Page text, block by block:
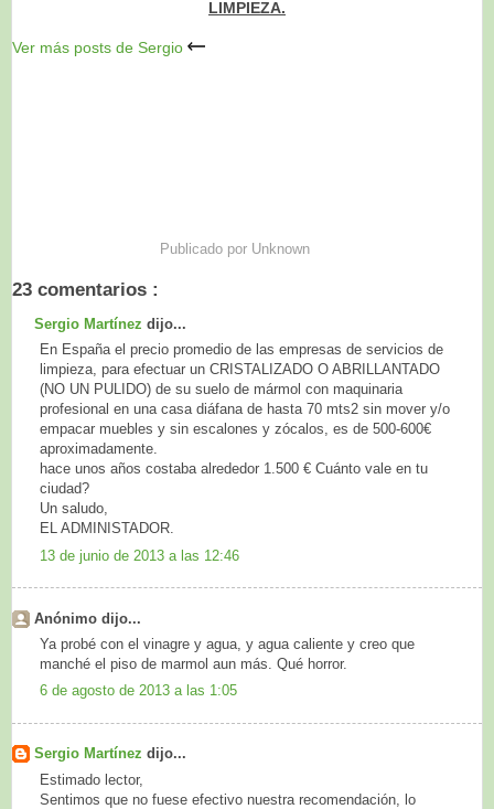
LIMPIEZA.
Ver más posts de Sergio
Publicado por Unknown
23 comentarios :
Sergio Martínez dijo...
En España el precio promedio de las empresas de servicios de
limpieza, para efectuar un CRISTALIZADO O ABRILLANTADO
(NO UN PULIDO) de su suelo de mármol con maquinaria
profesional en una casa diáfana de hasta 70 mts2 sin mover y/o
empacar muebles y sin escalones y zócalos, es de 500-600€
aproximadamente.
hace unos años costaba alrededor 1.500 € Cuánto vale en tu
ciudad?
Un saludo,
EL ADMINISTADOR.
13 de junio de 2013 a las 12:46
Anónimo dijo...
Ya probé con el vinagre y agua, y agua caliente y creo que
manché el piso de marmol aun más. Qué horror.
6 de agosto de 2013 a las 1:05
Sergio Martínez dijo...
Estimado lector,
Sentimos que no fuese efectivo nuestra recomendación, lo